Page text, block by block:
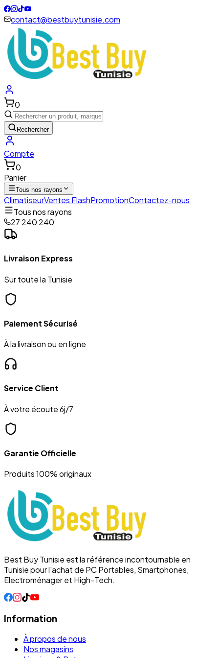
contact@bestbuytunisie.com
0
Rechercher
Compte
0
Panier
Tous nos rayons
ClimatiseurVentes FlashPromotionContactez-nous
Tous nos rayons
27 240 240
Livraison Express
Sur toute la Tunisie
Paiement Sécurisé
À la livraison ou en ligne
Service Client
À votre écoute 6j/7
Garantie Officielle
Produits 100% originaux
Best Buy Tunisie est la référence incontournable en
Tunisie pour l'achat de PC Portables, Smartphones,
Electroménager et High-Tech.
Information
À propos de nous
Nos magasins